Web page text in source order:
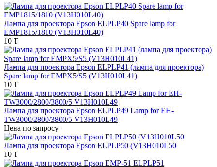
Лампа для проектора Epson ELPLP40 Spare lamp for
EMP1815/1810 (V13H010L40)
10 T
Лампа для проектора Epson ELPLP41 (лампа для проектора)
Spare lamp for EMPX5/S5 (V13H010L41)
10 T
Лампа для проектора Epson ELPLP49 Lamp for EH-
TW3000/2800/3800/5 V13H010L49
Цена по запросу
Лампа для проектора Epson ELPLP50 (V13H010L50
10 T